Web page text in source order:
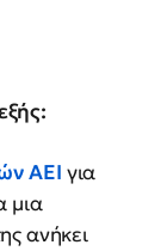
ΑΕΙ για
μια
ανήκει